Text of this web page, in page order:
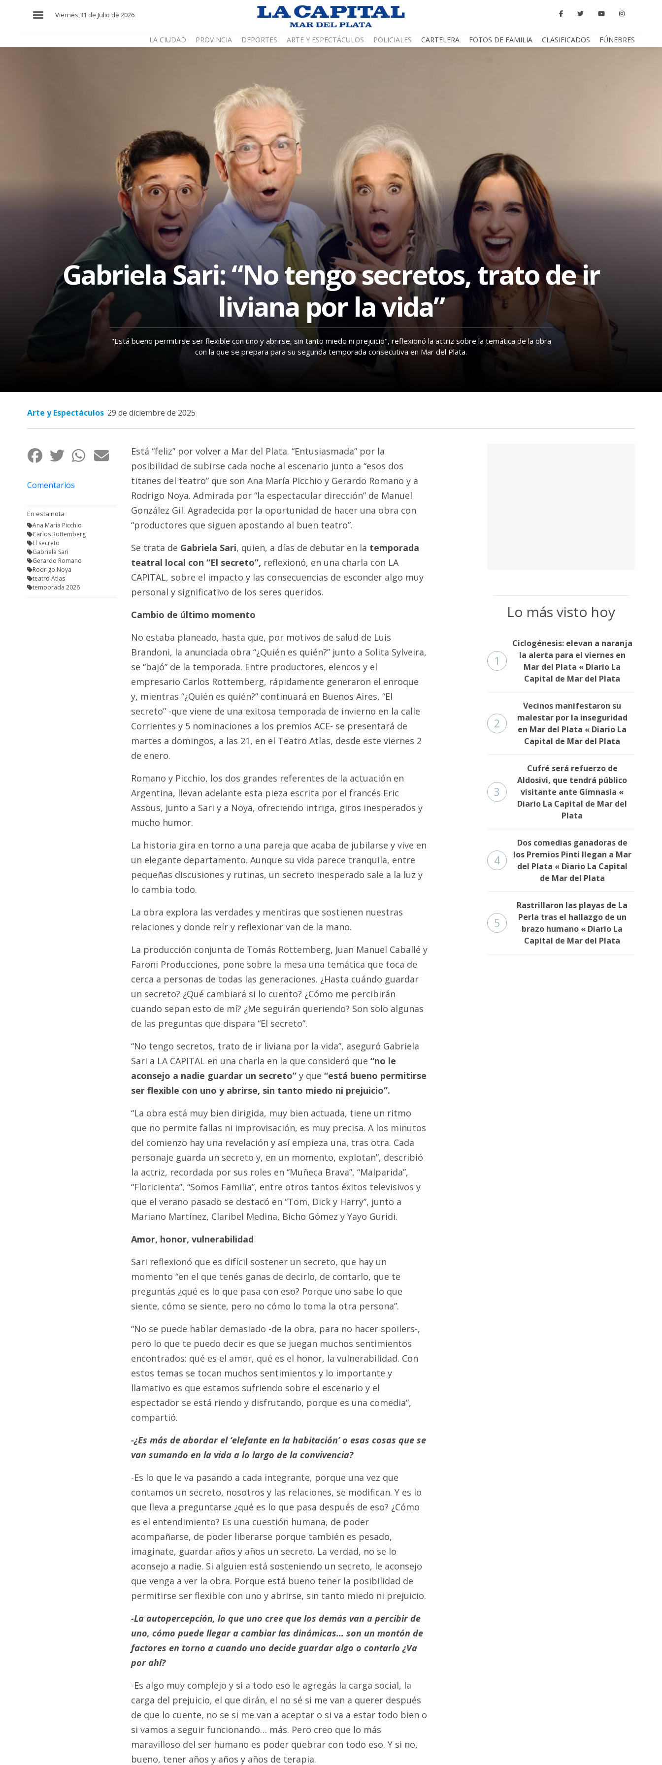
Viernes,31 de Julio de 2026
LA CIUDAD PROVINCIA DEPORTES ARTE Y ESPECTÁCULOS POLICIALES CARTELERA FOTOS DE FAMILIA CLASIFICADOS FÚNEBRES
Familia
Clasificados
Fúnebres
Gabriela Sari: “No tengo secretos, trato de ir
liviana por la vida”
"Está bueno permitirse ser flexible con uno y abrirse, sin tanto miedo ni prejuicio", reflexionó la actriz sobre la temática de la obra
con la que se prepara para su segunda temporada consecutiva en Mar del Plata.
Arte y Espectáculos 29 de diciembre de 2025
Comentarios
En esta nota
Ana María Picchio
Carlos Rottemberg
El secreto
Gabriela Sari
Gerardo Romano
Rodrigo Noya
teatro Atlas
temporada 2026
Está “feliz” por volver a Mar del Plata. “Entusiasmada” por la
posibilidad de subirse cada noche al escenario junto a “esos dos
titanes del teatro” que son Ana María Picchio y Gerardo Romano y a
Rodrigo Noya. Admirada por “la espectacular dirección” de Manuel
González Gil. Agradecida por la oportunidad de hacer una obra con
“productores que siguen apostando al buen teatro”.
Se trata de Gabriela Sari, quien, a días de debutar en la temporada
teatral local con “El secreto”, reflexionó, en una charla con LA
CAPITAL, sobre el impacto y las consecuencias de esconder algo muy
personal y significativo de los seres queridos.
Cambio de último momento
No estaba planeado, hasta que, por motivos de salud de Luis
Brandoni, la anunciada obra “¿Quién es quién?” junto a Solita Sylveira,
se “bajó” de la temporada. Entre productores, elencos y el
empresario Carlos Rottemberg, rápidamente generaron el enroque
y, mientras “¿Quién es quién?” continuará en Buenos Aires, “El
secreto” -que viene de una exitosa temporada de invierno en la calle
Corrientes y 5 nominaciones a los premios ACE- se presentará de
martes a domingos, a las 21, en el Teatro Atlas, desde este viernes 2
de enero.
Romano y Picchio, los dos grandes referentes de la actuación en
Argentina, llevan adelante esta pieza escrita por el francés Eric
Assous, junto a Sari y a Noya, ofreciendo intriga, giros inesperados y
mucho humor.
La historia gira en torno a una pareja que acaba de jubilarse y vive en
un elegante departamento. Aunque su vida parece tranquila, entre
pequeñas discusiones y rutinas, un secreto inesperado sale a la luz y
lo cambia todo.
La obra explora las verdades y mentiras que sostienen nuestras
relaciones y donde reír y reflexionar van de la mano.
La producción conjunta de Tomás Rottemberg, Juan Manuel Caballé y
Faroni Producciones, pone sobre la mesa una temática que toca de
cerca a personas de todas las generaciones. ¿Hasta cuándo guardar
un secreto? ¿Qué cambiará si lo cuento? ¿Cómo me percibirán
cuando sepan esto de mí? ¿Me seguirán queriendo? Son solo algunas
de las preguntas que dispara “El secreto”.
“No tengo secretos, trato de ir liviana por la vida”, aseguró Gabriela
Sari a LA CAPITAL en una charla en la que consideró que “no le
aconsejo a nadie guardar un secreto”y que “está bueno permitirse
ser flexible con uno y abrirse, sin tanto miedo ni prejuicio”.
“La obra está muy bien dirigida, muy bien actuada, tiene un ritmo
que no permite fallas ni improvisación, es muy precisa. A los minutos
del comienzo hay una revelación y así empieza una, tras otra. Cada
personaje guarda un secreto y, en un momento, explotan”, describió
la actriz, recordada por sus roles en “Muñeca Brava”, “Malparida”,
“Floricienta”, “Somos Familia”, entre otros tantos éxitos televisivos y
que el verano pasado se destacó en “Tom, Dick y Harry”, junto a
Mariano Martínez, Claribel Medina, Bicho Gómez y Yayo Guridi.
Amor, honor, vulnerabilidad
Sari reflexionó que es difícil sostener un secreto, que hay un
momento “en el que tenés ganas de decirlo, de contarlo, que te
preguntás ¿qué es lo que pasa con eso? Porque uno sabe lo que
siente, cómo se siente, pero no cómo lo toma la otra persona”.
“No se puede hablar demasiado -de la obra, para no hacer spoilers-,
pero lo que te puedo decir es que se juegan muchos sentimientos
encontrados: qué es el amor, qué es el honor, la vulnerabilidad. Con
estos temas se tocan muchos sentimientos y lo importante y
llamativo es que estamos sufriendo sobre el escenario y el
espectador se está riendo y disfrutando, porque es una comedia”,
compartió.
-¿Es más de abordar el ‘elefante en la habitación’ o esas cosas que se
van sumando en la vida a lo largo de la convivencia?
-Es lo que le va pasando a cada integrante, porque una vez que
contamos un secreto, nosotros y las relaciones, se modifican. Y es lo
que lleva a preguntarse ¿qué es lo que pasa después de eso? ¿Cómo
es el entendimiento? Es una cuestión humana, de poder
acompañarse, de poder liberarse porque también es pesado,
imaginate, guardar años y años un secreto. La verdad, no se lo
aconsejo a nadie. Si alguien está sosteniendo un secreto, le aconsejo
que venga a ver la obra. Porque está bueno tener la posibilidad de
permitirse ser flexible con uno y abrirse, sin tanto miedo ni prejuicio.
-La autopercepción, lo que uno cree que los demás van a percibir de
uno, cómo puede llegar a cambiar las dinámicas… son un montón de
factores en torno a cuando uno decide guardar algo o contarlo ¿Va
por ahí?
-Es algo muy complejo y si a todo eso le agregás la carga social, la
carga del prejuicio, el que dirán, el no sé si me van a querer después
de que lo cuente, no se si me van a aceptar o si va a estar todo bien o
si vamos a seguir funcionando… más. Pero creo que lo más
maravilloso del ser humano es poder quebrar con todo eso. Y si no,
bueno, tener años y años y años de terapia.
Lo más visto hoy
1
Ciclogénesis: elevan a naranja
la alerta para el viernes en
Mar del Plata « Diario La
Capital de Mar del Plata
2
Vecinos manifestaron su
malestar por la inseguridad
en Mar del Plata « Diario La
Capital de Mar del Plata
3
Cufré será refuerzo de
Aldosivi, que tendrá público
visitante ante Gimnasia «
Diario La Capital de Mar del
Plata
4
Dos comedias ganadoras de
los Premios Pinti llegan a Mar
del Plata « Diario La Capital
de Mar del Plata
5
Rastrillaron las playas de La
Perla tras el hallazgo de un
brazo humano « Diario La
Capital de Mar del Plata